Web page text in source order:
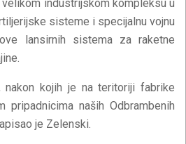
industrijskom kompleksu u
sisteme i specijalnu vojnu
lansirnih sistema za raketne
nakon kojih je na teritoriji fabrike
pripadnicima naših Odbrambenih
je Zelenski.